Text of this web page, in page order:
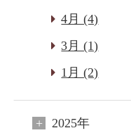
4月 (4)
3月 (1)
1月 (2)
2025年